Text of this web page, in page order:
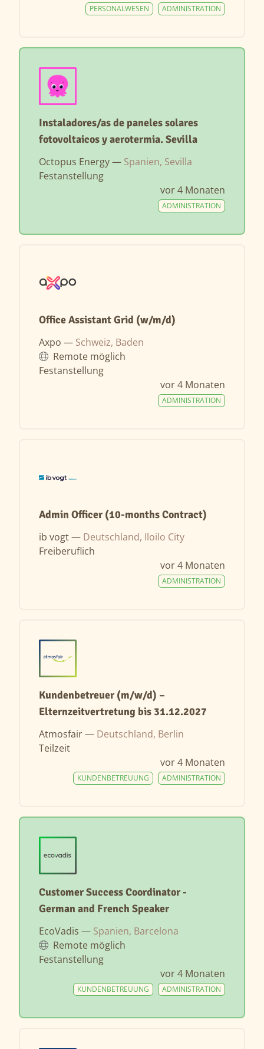
ADMINISTRATION
PERSONALWESEN
Instaladores/as de paneles solares
fotovoltaicos y aerotermia. Sevilla
Octopus Energy — Spanien, Sevilla
Festanstellung
vor 4 Monaten
ADMINISTRATION
Office Assistant Grid (w/m/d)
Axpo — Schweiz, Baden
Remote möglich
Festanstellung
vor 4 Monaten
ADMINISTRATION
Admin Officer (10-months Contract)
ib vogt — Deutschland, Iloilo City
Freiberuflich
vor 4 Monaten
ADMINISTRATION
Kundenbetreuer (m/w/d) –
Elternzeitvertretung bis 31.12.2027
Atmosfair — Deutschland, Berlin
Teilzeit
vor 4 Monaten
ADMINISTRATION
KUNDENBETREUUNG
Customer Success Coordinator -
German and French Speaker
EcoVadis — Spanien, Barcelona
Remote möglich
Festanstellung
vor 4 Monaten
ADMINISTRATION
KUNDENBETREUUNG